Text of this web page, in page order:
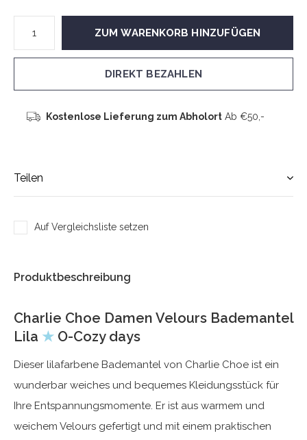
ZUM WARENKORB HINZUFÜGEN
DIREKT BEZAHLEN
Kostenlose Lieferung zum AbholortAb €50,-
Teilen
Auf Vergleichsliste setzen
Produktbeschreibung
Charlie Choe Damen Velours Bademantel
Lila ★ O-Cozy days
Dieser lilafarbene Bademantel von Charlie Choe ist ein
wunderbar weiches und bequemes Kleidungsstück für
Ihre Entspannungsmomente. Er ist aus warmem und
weichem Velours gefertigt und mit einem praktischen